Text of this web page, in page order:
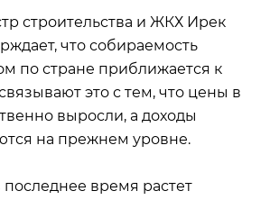
строительства и ЖКХ Ирек
что собираемость
по стране приближается к
это с тем, что цены в
выросли, а доходы
на прежнем уровне.
последнее время растет